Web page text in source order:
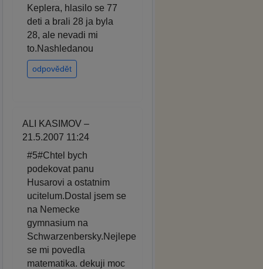
Keplera, hlasilo se 77
deti a brali 28 ja byla
28, ale nevadi mi
to.Nashledanou
odpovědět
ALI KASIMOV –
21.5.2007 11:24
#5#Chtel bych
podekovat panu
Husarovi a ostatnim
ucitelum.Dostal jsem se
na Nemecke
gymnasium na
Schwarzenbersky.Nejlepe
se mi povedla
matematika. dekuji moc